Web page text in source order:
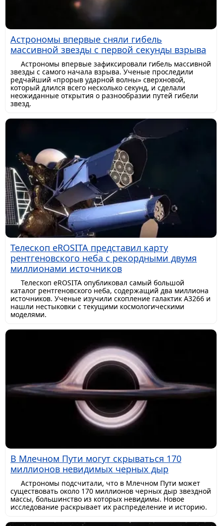
Астрономы впервые сняли гибель
массивной звезды с первой секунды взрыва
Астрономы впервые зафиксировали гибель массивной
звезды с самого начала взрыва. Ученые проследили
редчайший «прорыв ударной волны» сверхновой,
который длился всего несколько секунд, и сделали
неожиданные открытия о разнообразии путей гибели
звезд.
Телескоп eROSITA представил карту
рентгеновского неба с рекордными двумя
миллионами источников
Телескоп eROSITA опубликовал самый большой
каталог рентгеновского неба, содержащий два миллиона
источников. Ученые изучили скопление галактик A3266 и
нашли нестыковки с текущими космологическими
моделями.
В Млечном Пути могут скрываться 170
миллионов невидимых черных дыр
Астрономы подсчитали, что в Млечном Пути может
существовать около 170 миллионов черных дыр звездной
массы, большинство из которых невидимы. Новое
исследование раскрывает их распределение и историю.